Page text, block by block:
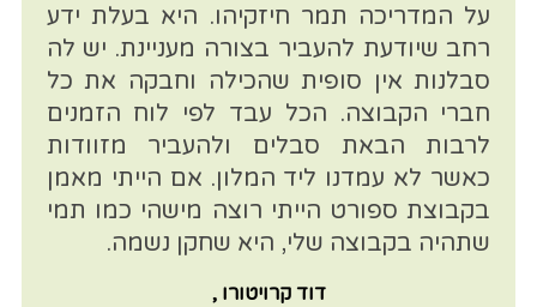
על המדריכה תמר חיזקיהו. היא בעלת ידע
רחב שיודעת להעביר בצורה מעניינת. יש לה
סבלנות אין סופית שהכילה וחבקה את כל
חברי הקבוצה. הכל עבד לפי לוח הזמנים
לרבות הבאת סבלים ולהעביר מזוודות
כאשר לא עמדנו ליד המלון. אם הייתי מאמן
בקבוצת ספורט הייתי רוצה מישהי כמו תמי
שתהיה בקבוצה שלי, היא שחקן נשמה.
דוד קרויטורו ,